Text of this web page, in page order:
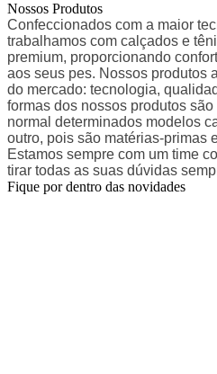
Nossos Produtos
Confeccionados com a maior
trabalhamos com calçados e
premium, proporcionando
aos seus pes. Nossos produtos
do mercado: tecnologia,
formas dos nossos produtos
normal determinados modelos
outro, pois são matérias-primas
Estamos sempre com um time
tirar todas as suas dúvidas
Fique por dentro das novidades